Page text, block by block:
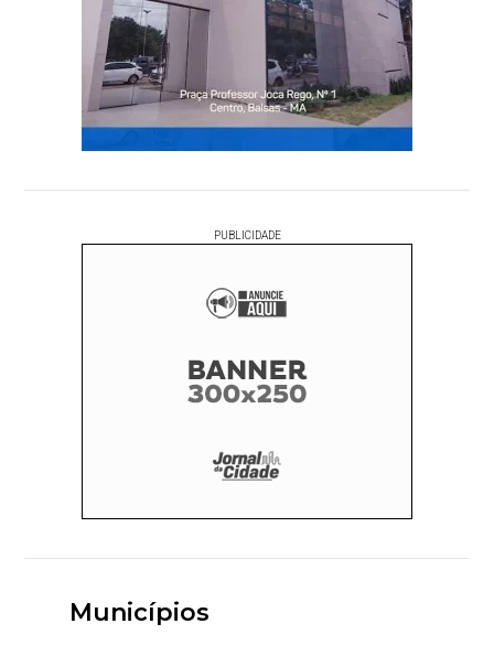
PUBLICIDADE
Municípios